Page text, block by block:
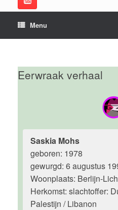
Menu
Eerwraak verhaal
Saskia Mohs
geboren: 1978
gewurgd: 6 augustus
Woonplaats: Berlijn-
Herkomst: slachtoffer:
Palestijn / Libanon